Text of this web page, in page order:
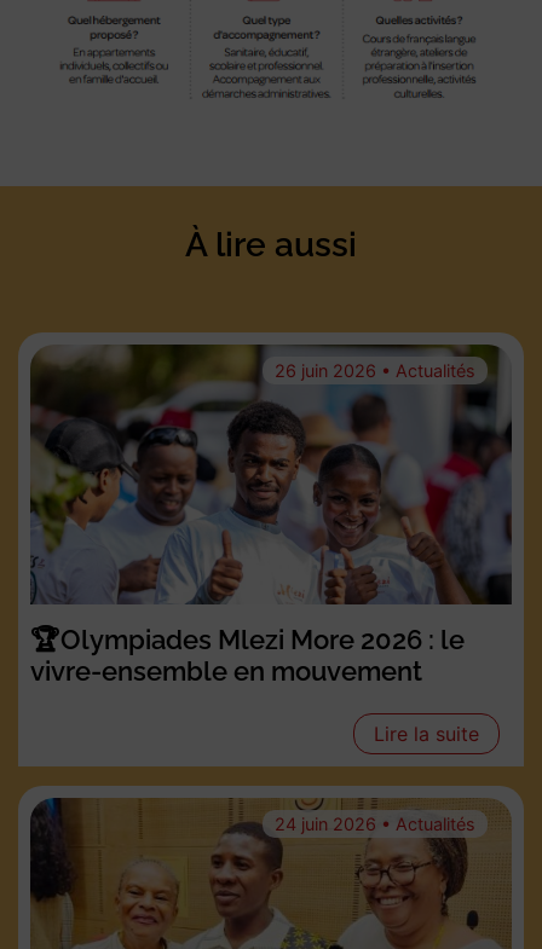
À lire aussi
26 juin 2026 • Actualités
🏆Olympiades Mlezi More 2026 : le
vivre-ensemble en mouvement
Lire la suite
24 juin 2026 • Actualités